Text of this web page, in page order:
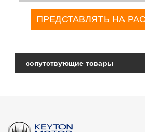
сопутствующие товары